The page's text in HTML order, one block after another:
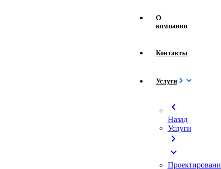
О
компании
Контакты
Услуги
chevron_left
Назад
Услуги
chevron_right
expand_more